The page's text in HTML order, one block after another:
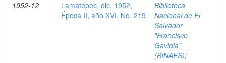
1952-12
Lamatepec, dic. 1952,
Época II, año XVI, No. 219
Biblioteca
Nacional de El
Salvador
"Francisco
Gavidia"
(BINAES);